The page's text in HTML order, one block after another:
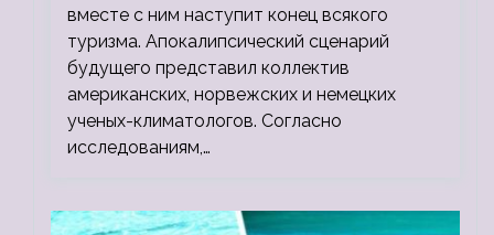
вместе с ним наступит конец всякого
туризма. Апокалипсический сценарий
будущего представил коллектив
американских, норвежских и немецких
ученых-климатологов. Согласно
исследованиям,…